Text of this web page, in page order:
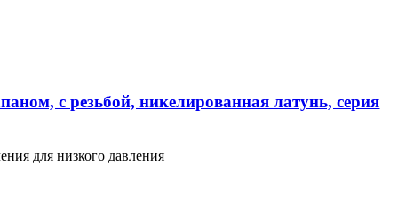
с резьбой, никелированная латунь, серия
для низкого давления